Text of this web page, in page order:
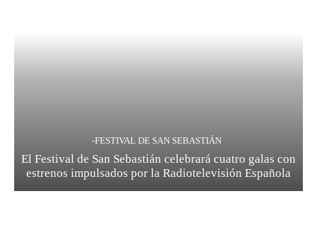
-FESTIVAL DE SAN SEBASTIÁN
El Festival de San Sebastián celebrará cuatro galas con
estrenos impulsados por la Radiotelevisión Española